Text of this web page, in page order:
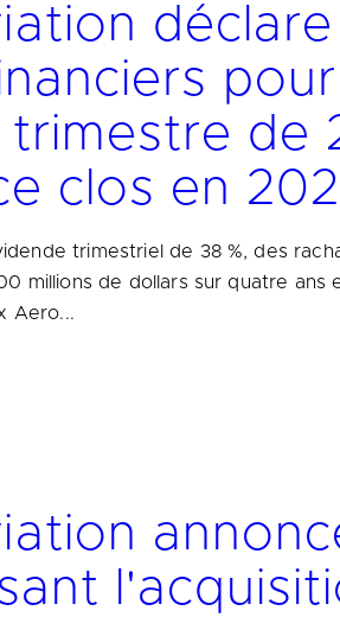
déclare
de
clos en
trimestriel de 38 %, des
millions de dollars sur quatre ans
Aero...